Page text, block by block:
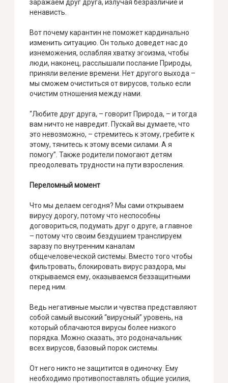
заражаем друг друга, излучая безразличие и
ненависть.
Вот почему карантин не поможет кардинально
изменить ситуацию. Он только доведет нас до
изнеможения, ослабляя хватку эгоизма, чтобы
люди, наконец, расслышали послание Природы,
приняли веление времени. Нет другого выхода –
мы сможем очиститься от вирусов, только если
очистим отношения между нами.
“Любите друг друга, – говорит Природа, – и тогда
вам ничто не навредит. Пускай вы думаете, что
это невозможно, – стремитесь к этому, гребите к
этому, тянитесь к этому всеми силами. А я
помогу”. Также родители помогают детям
преодолевать трудности на пути взросления.
Переломный момент
Что мы делаем сегодня? Мы сами открываем
вирусу дорогу, потому что неспособны
договориться, подумать друг о друге, а главное
– потому что своим бездушием транслируем
заразу по внутренним каналам
общечеловеческой системы. Вместо того чтобы
фильтровать, блокировать вирус раздора, мы
открываемся ему, оказываемся беззащитными
перед ним.
Ведь негативные мысли и чувства представляют
собой самый высокий “вирусный” уровень, на
который облачаются вирусы более низкого
порядка. Можно сказать, это родоначальник
всех вирусов, базовый порок системы.
От него никто не защитится в одиночку. Ему
необходимо противопоставлять общие усилия,